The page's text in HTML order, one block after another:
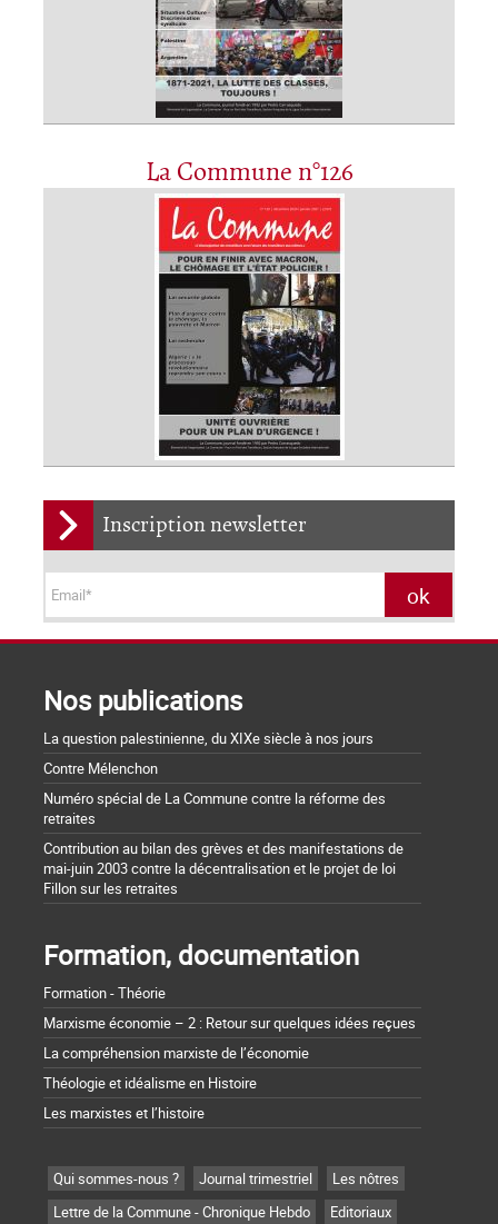
La Commune n°126
Inscription newsletter
Nos publications
La question palestinienne, du XIXe siècle à nos jours
Contre Mélenchon
Numéro spécial de La Commune contre la réforme des
retraites
Contribution au bilan des grèves et des manifestations de
mai-juin 2003 contre la décentralisation et le projet de loi
Fillon sur les retraites
Formation, documentation
Formation - Théorie
Marxisme économie – 2 : Retour sur quelques idées reçues
La compréhension marxiste de l’économie
Théologie et idéalisme en Histoire
Les marxistes et l’histoire
Qui sommes-nous ? Journal trimestriel
Les nôtres
Lettre de la Commune - Chronique Hebdo
Editoriaux